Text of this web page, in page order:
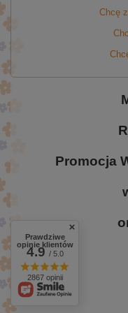
Chcę
Promocja
Prawdziwe
opinie klientów
4.9/ 5.0
2867 opinii